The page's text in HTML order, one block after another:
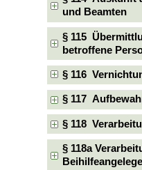
und Beamten
§ 115
betroffene
§ 116
§ 117
§ 118
§ 118a